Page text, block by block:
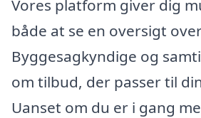
Vores platform giver dig
både at se en oversigt
Byggesagkyndige og
om tilbud, der passer til
Uanset om du er i gang